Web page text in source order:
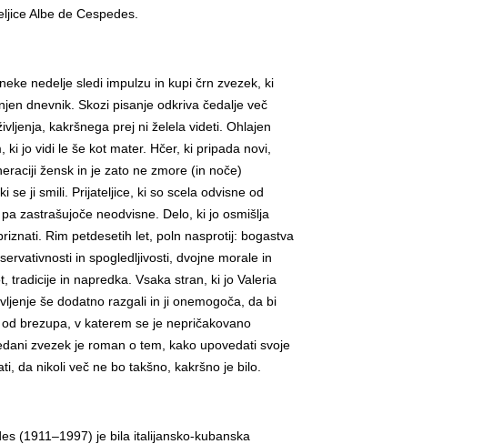
Albe de Cespedes.
nedelje sledi impulzu in kupi črn zvezek, ki
dnevnik. Skozi pisanje odkriva čedalje več
kakršnega prej ni želela videti. Ohlajen
ki jo vidi le še kot mater. Hčer, ki pripada novi,
žensk in je zato ne zmore (in noče)
se ji smili. Prijateljice, ki so scela odvisne od
zastrašujoče neodvisne. Delo, ki jo osmišlja
Rim petdesetih let, poln nasprotij: bogastva
in spogledljivosti, dvojne morale in
tradicije in napredka. Vsaka stran, ki jo Valeria
še dodatno razgali in ji onemogoča, da bi
brezupa, v katerem se je nepričakovano
zvezek je roman o tem, kako upovedati svoje
da nikoli več ne bo takšno, kakršno je bilo.
(1911–1997) je bila italijansko-kubanska